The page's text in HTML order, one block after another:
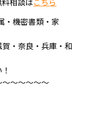
・機密書類・家
・奈良・兵庫・和
～～～～～